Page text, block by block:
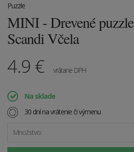
Puzzle
MINI - Drevené puzzle
Scandi Včela
4.9 € vrátane DPH
Na sklade
30 dní na vrátenie či výmenu
Množstvo: